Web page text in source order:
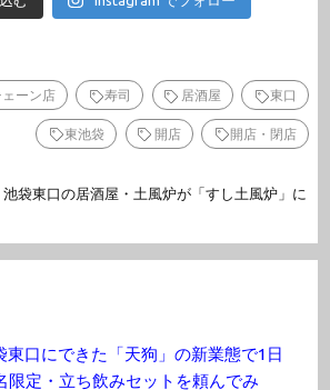
ェーン店 寿司 居酒屋 東口
東池袋 開店 開店・閉店
池袋東口の居酒屋・土風炉が「すし土風炉」に
東口にできた「天狗」の新業態で1日
限定・立ち飲みセットを頼んでみ